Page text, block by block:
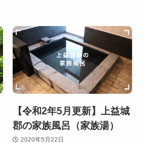
【令和2年5月更新】上益城
郡の家族風呂（家族湯）
2020年5月22日